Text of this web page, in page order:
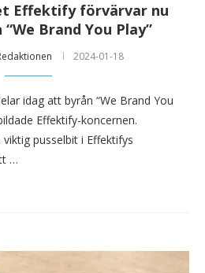
Effektify förvärvar nu
Brand You Play”
2024-01-18
idag att byrån “We Brand You
Effektify-koncernen.
pusselbit i Effektifys
…